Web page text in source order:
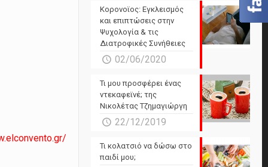
Κορονοϊος: Εγκλεισμός
και επιπτώσεις στην
Ψυχολογία & τις
Διατροφικές Συνήθειες
02/06/2020
Τι μου προσφέρει ένας
ντεκαφεϊνέ; της
Νικολέτας Τζημαγιώργη
22/12/2019
Τι κολατσιό να δώσω στο
παιδί μου;